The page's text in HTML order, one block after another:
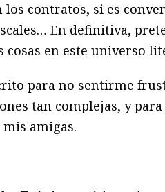
contratos, si es
En definitiva,
cosas en este universo
para no sentirme
tan complejas, y para
amigas.